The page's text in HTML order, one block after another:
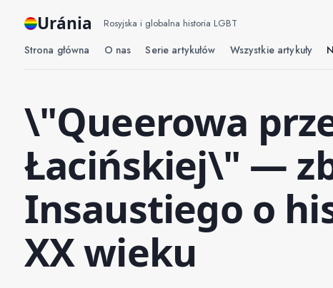
Uránia Rosyjska i globalna historia LGBT
Strona główna O nas Serie artykułów Wszystkie artykuły
\"Queerowa
Łacińskiej\" —
Insaustiego o
XX wieku